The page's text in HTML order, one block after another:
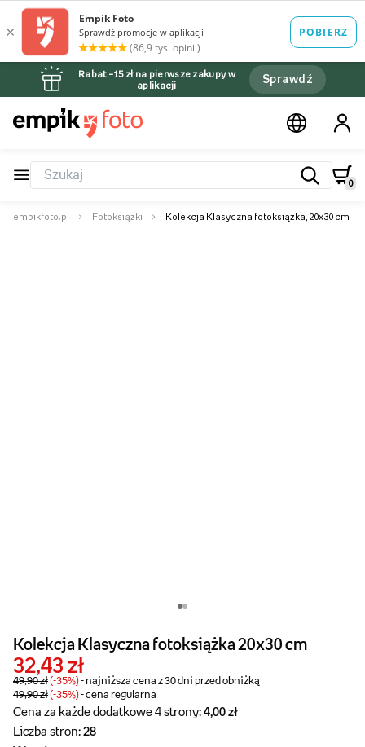
Rabat –15 zł na pierwsze zakupy w
aplikacji
Sprawdź
0
empikfoto.pl Fotoksiążki Kolekcja Klasyczna fotoksiążka, 20x30 cm